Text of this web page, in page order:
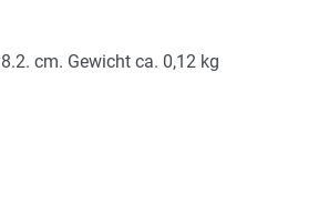
cm. Gewicht ca. 0,12 kg